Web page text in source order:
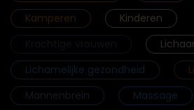
Kamperen
Kinderen
Lichamelijke gezondheid
Mannenbrein
Massage